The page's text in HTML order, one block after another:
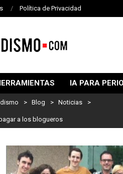
Política de Privacidad
IA PARA
> Blog > Noticias >
a los blogueros